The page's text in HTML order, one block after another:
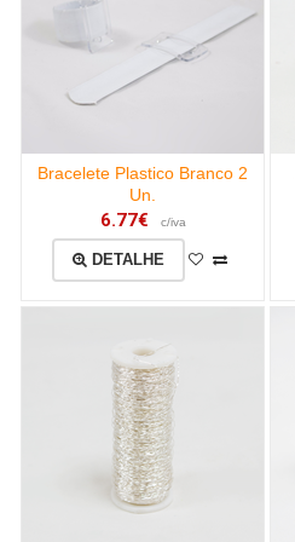
Bracelete Plastico Branco 2
Un.
6.77€ c/iva
DETALHE